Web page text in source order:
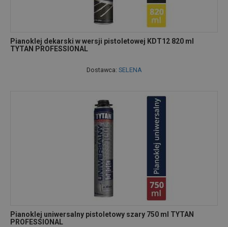
Pianoklej dekarski w wersji pistoletowej KDT12 820 ml
TYTAN PROFESSIONAL
Dostawca: SELENA
Pianoklej uniwersalny pistoletowy szary 750 ml TYTAN
PROFESSIONAL